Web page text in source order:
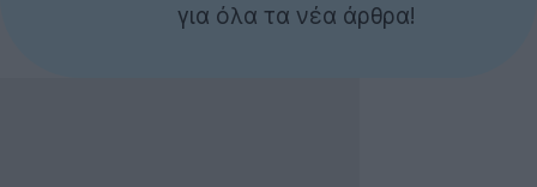
για όλα τα νέα άρθρα!